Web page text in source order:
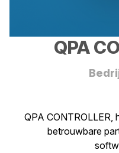
QPA
QPA CONTROLLER,
betrouwbare